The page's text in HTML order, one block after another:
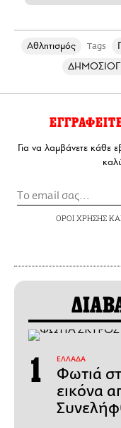
Αθλητισμός Tags
Για να λαμβάνετε κάθε
ΟΡΟΙ ΧΡΗΣΗΣ
ΕΛΛΑΔΑ
Φωτιά
εικόνα